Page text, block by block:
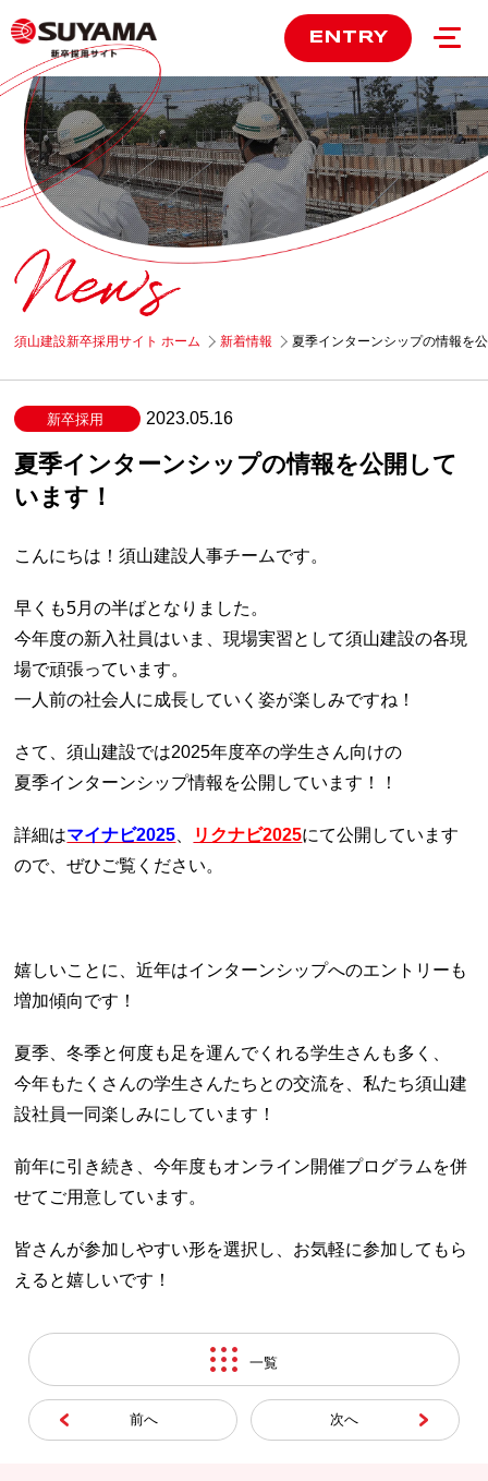
ENTRY
須山建設新卒採用サイト ホーム 新着情報 夏季インターンシップの情報を
新卒採用 2023.05.16
夏季インターンシップの情報を公開して
います！
こんにちは！須山建設人事チームです。
早くも5月の半ばとなりました。
今年度の新入社員はいま、現場実習として須山建設の各現
場で頑張っています。
一人前の社会人に成長していく姿が楽しみですね！
さて、須山建設では2025年度卒の学生さん向けの
夏季インターンシップ情報を公開しています！！
詳細はマイナビ2025 リクナビ2025にて公開しています
ので、ぜひご覧ください。
嬉しいことに、近年はインターンシップへのエントリーも
増加傾向です！
夏季、冬季と何度も足を運んでくれる学生さんも多く、
今年もたくさんの学生さんたちとの交流を、私たち須山建
設社員一同楽しみにしています！
前年に引き続き、今年度もオンライン開催プログラムを併
せてご用意しています。
皆さんが参加しやすい形を選択し、お気軽に参加してもら
えると嬉しいです！
前へ
一覧
次へ